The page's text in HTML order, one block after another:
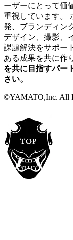
ーザーにとって価
重視しています。
発、ブランディン
デザイン、撮影、
課題解決をサポー
ある成果を共に作
を共に目指すパー
さい。
©YAMATO,Inc. All